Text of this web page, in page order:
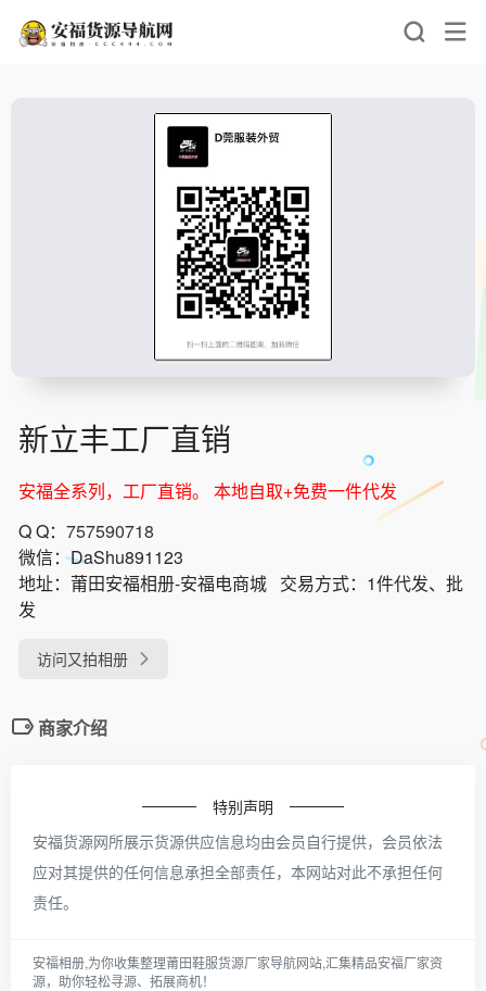
新立丰工厂直销
安福全系列，工厂直销。 本地自取+免费一件代发
Q Q： 757590718
微信：DaShu891123
地址： 莆田安福相册-安福电商城 交易方式： 1件代发、批
发
访问又拍相册
商家介绍
特别声明
安福货源网所展示货源供应信息均由会员自行提供，会员依法
应对其提供的任何信息承担全部责任，本网站对此不承担任何
责任。
安福相册,为你收集整理莆田鞋服货源厂家导航网站,汇集精品安福厂家资
源，助你轻松寻源、拓展商机！